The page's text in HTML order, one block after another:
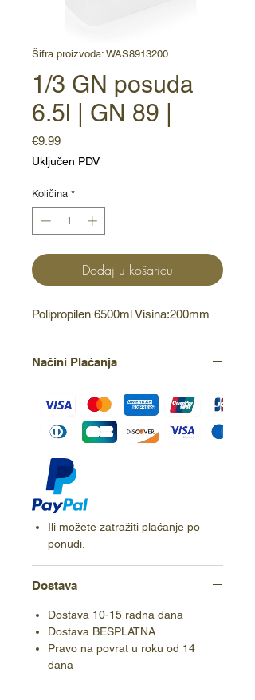
Šifra proizvoda: WAS8913200
1/3 GN posuda
6.5l | GN 89 |
€9.99Cijena
Uključen PDV
Količina *
Dodaj u košaricu
Polipropilen 6500ml Visina:200mm
Načini Plaćanja
Ili možete zatražiti plaćanje po
ponudi.
Dostava
Dostava 10-15 radna dana
Dostava BESPLATNA.
Pravo na povrat u roku od 14
dana